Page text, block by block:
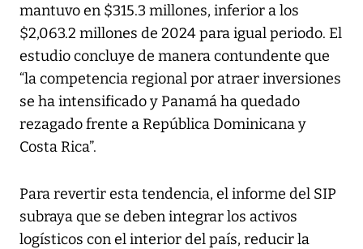
mantuvo en $315.3 millones, inferior a los
$2,063.2 millones de 2024 para igual periodo. El
estudio concluye de manera contundente que
“la competencia regional por atraer inversiones
se ha intensificado y Panamá ha quedado
rezagado frente a República Dominicana y
Costa Rica”.
Para revertir esta tendencia, el informe del SIP
subraya que se deben integrar los activos
logísticos con el interior del país, reducir la